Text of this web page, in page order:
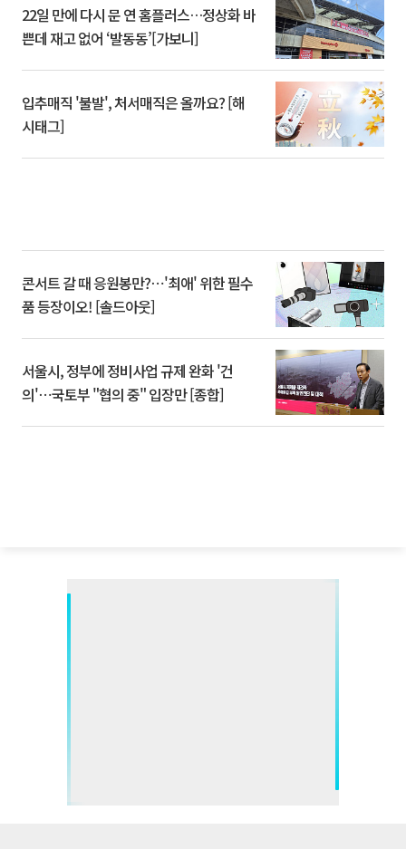
22일 만에 다시 문 연 홈플러스…정상화 바
쁜데 재고 없어 ‘발동동’[가보니]
입추매직 '불발', 처서매직은 올까요? [해
시태그]
콘서트 갈 때 응원봉만?⋯'최애' 위한 필수
품 등장이오! [솔드아웃]
서울시, 정부에 정비사업 규제 완화 '건
의'⋯국토부 "협의 중" 입장만 [종합]